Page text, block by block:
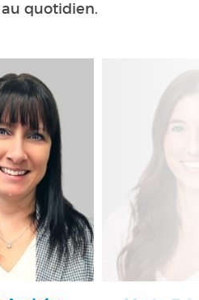
quotidien.